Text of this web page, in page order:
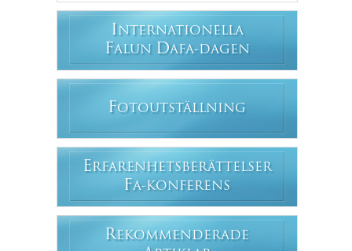
INTERNATIONELLA
FALUN DAFA-DAGEN
FOTOUTSTÄLLNING
ERFARENHETSBERÄTTELSER
FA-KONFERENS
REKOMMENDERADE